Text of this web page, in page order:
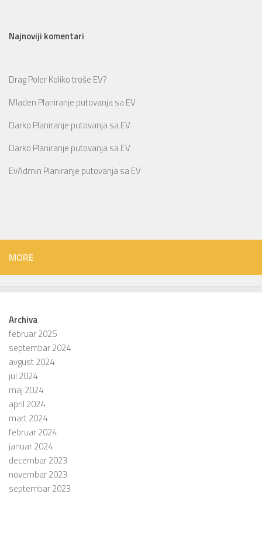
Najnoviji komentari
Drag PolerKoliko troše EV?
Mladen Planiranje putovanja sa EV
Darko Planiranje putovanja sa EV
Darko Planiranje putovanja sa EV
EvAdmin Planiranje putovanja sa EV
MORE
Archiva
februar 2025
septembar 2024
avgust 2024
jul 2024
maj 2024
april 2024
mart 2024
februar 2024
januar 2024
decembar 2023
novembar 2023
septembar 2023